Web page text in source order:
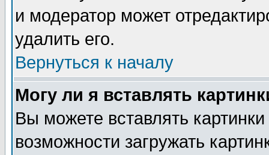
и модератор может
удалить его.
Вернуться к началу
Могу ли я вставлять
Вы можете вставлять
возможности загружать